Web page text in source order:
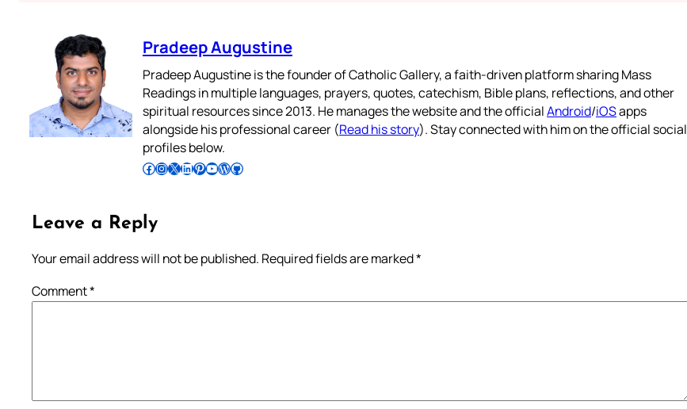
Pradeep Augustine
Pradeep Augustine is the founder of Catholic Gallery, a faith-driven platform sharing Mass
Readings in multiple languages, prayers, quotes, catechism, Bible plans, reflections, and other
spiritual resources since 2013. He manages the website and the officialAndroid/iOSapps
alongside his professional career (Read his story). Stay connected with him on the official social
profiles below.
Follow Pradeep on Facebook Follow Pradeep on InstagramFollow Pradeep on X Follow Pradeep on LinkedIn Follow Pradeep on Pinterest Subscribe to Pradeep’s Youtube Channel Follow Pradeep on WordPress Follow Pradeep on GitHub
Leave a Reply
Your email address will not be published. Required fields are marked*
Comment*